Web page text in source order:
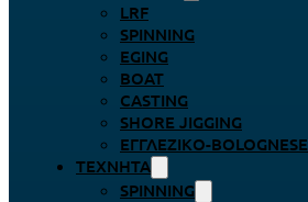
LRF
SPINNING
EGING
BOAT
CASTING
SHORE JIGGING
ΕΓΓΛΈΖΙΚΟ-BOLOGNESE
ΤΕΧΝΗΤΆ
SPINNING